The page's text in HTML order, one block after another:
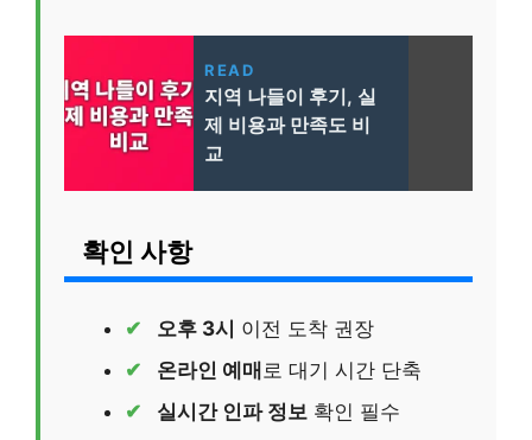
READ
지역 나들이 후기, 실
제 비용과 만족도 비
교
확인 사항
오후 3시 이전 도착 권장
온라인 예매 로 대기 시간 단축
실시간 인파 정보 확인 필수